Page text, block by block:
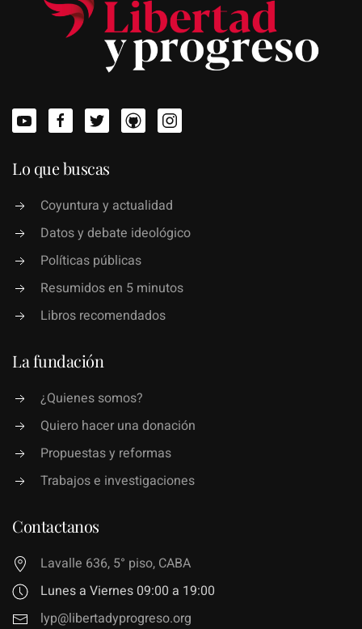
Lo que buscas
Coyuntura y actualidad
Datos y debate ideológico
Políticas públicas
Resumidos en 5 minutos
Libros recomendados
La fundación
¿Quienes somos?
Quiero hacer una donación
Propuestas y reformas
Trabajos e investigaciones
Contactanos
Lavalle 636, 5° piso, CABA
Lunes a Viernes 09:00 a 19:00
lyp@libertadyprogreso.org